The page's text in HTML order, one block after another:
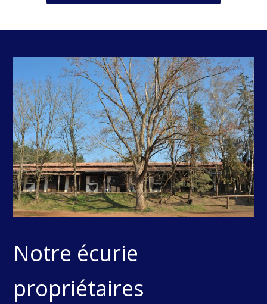
Notre écurie
propriétaires